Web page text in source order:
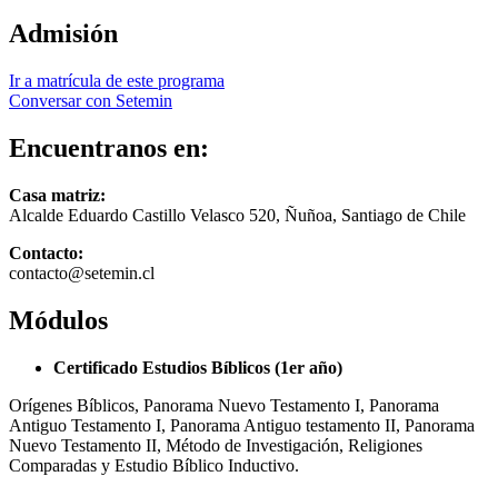
Admisión
Ir a matrícula de este programa
Conversar con Setemin
Encuentranos en:
Casa matriz:
Alcalde Eduardo Castillo Velasco 520, Ñuñoa, Santiago de Chile
Contacto:
contacto@setemin.cl
Módulos
Certificado Estudios Bíblicos (1er año)
Orígenes Bíblicos, Panorama Nuevo Testamento I, Panorama
Antiguo Testamento I, Panorama Antiguo testamento II, Panorama
Nuevo Testamento II, Método de Investigación, Religiones
Comparadas y Estudio Bíblico Inductivo.